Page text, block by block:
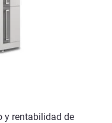
y rentabilidad de